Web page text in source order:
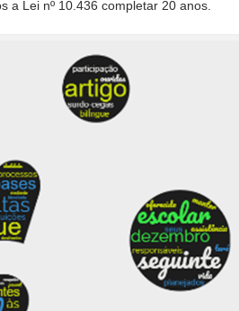
a Lei nº 10.436 completar 20 anos.